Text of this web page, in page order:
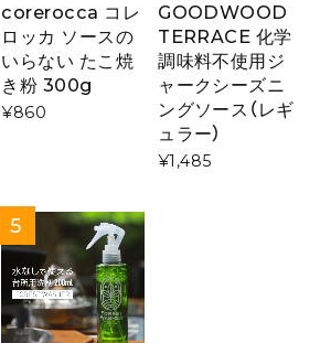
corerocca コレ
ロッカ ソースの
いらない たこ焼
き粉 300g
¥860
GOODWOOD
TERRACE 化学
調味料不使用ジ
ャークシーズニ
ングソース（レギ
ュラー）
¥1,485